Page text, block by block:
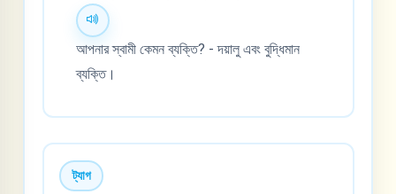
আপনার স্বামী কেমন ব্যক্তি? - দয়ালু এবং বুদ্ধিমান
ব্যক্তি।
ট্যাগ